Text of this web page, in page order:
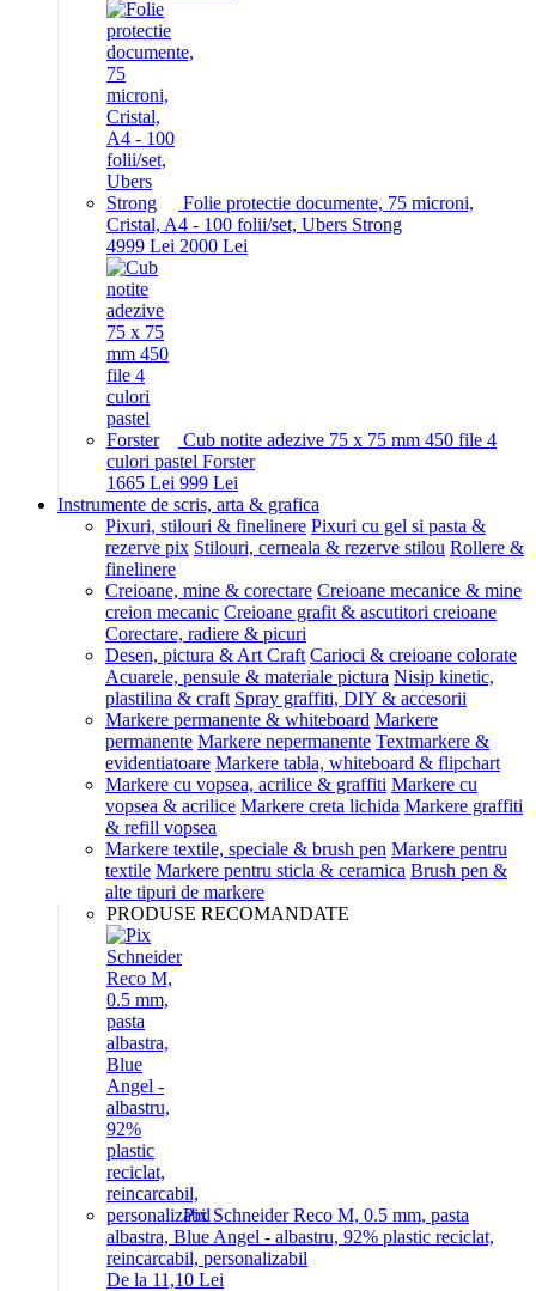
Folie protectie documente, 75 microni,
Cristal, A4 - 100 folii/set, Ubers Strong
4999 Lei 2000 Lei
Cub notite adezive 75 x 75 mm 450 file 4
culori pastel Forster
1665 Lei 999 Lei
Instrumente de scris, arta & grafica
Pixuri, stilouri & finelinere Pixuri cu gel si pasta &
rezerve pix Stilouri, cerneala & rezerve stilou Rollere &
finelinere
Creioane, mine & corectare Creioane mecanice & mine
creion mecanic Creioane grafit & ascutitori creioane
Corectare, radiere & picuri
Desen, pictura & Art Craft Carioci & creioane colorate
Acuarele, pensule & materiale pictura Nisip kinetic,
plastilina & craft Spray graffiti, DIY & accesorii
Markere permanente & whiteboard Markere
permanente Markere nepermanente Textmarkere &
evidentiatoare Markere tabla, whiteboard & flipchart
Markere cu vopsea, acrilice & graffiti Markere cu
vopsea & acrilice Markere creta lichida Markere graffiti
& refill vopsea
Markere textile, speciale & brush pen Markere pentru
textile Markere pentru sticla & ceramica Brush pen &
alte tipuri de markere
PRODUSE RECOMANDATE
Pix Schneider Reco M, 0.5 mm, pasta
albastra, Blue Angel - albastru, 92% plastic reciclat,
reincarcabil, personalizabil
De la 11,10 Lei